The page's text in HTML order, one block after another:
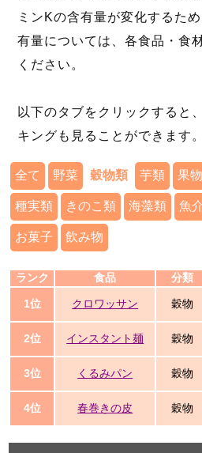
ミンKの含有量が変化するた
有量については、各食品・食
ください。
以下のタブをクリックすると
キングも見ることができます。
全て 野菜 穀物類 芋類 果物
種実類 きのこ類 海藻類 魚
お菓子 飲み物
ランク 食品 分類
1位 クロワッサン 穀物
2位 インスタント麺 穀物
3位 くるみパン 穀物
4位 春巻きの皮 穀物